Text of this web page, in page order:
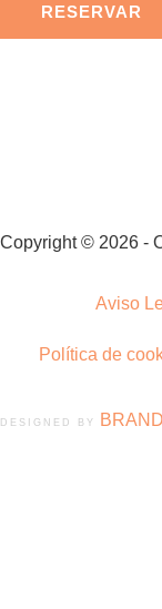
RESERVAR
Copyright © 2026 -
Aviso
Política de
DESIGNED BY